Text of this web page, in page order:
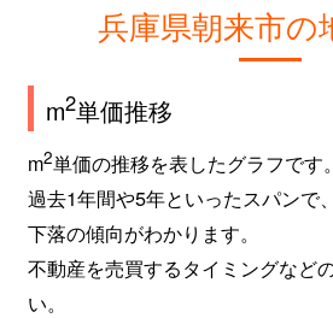
兵庫県朝来市の
m2単価推移
m2単価の推移を表したグラフです。
過去1年間や5年といったスパンで
下落の傾向がわかります。
不動産を売買するタイミングなど
い。